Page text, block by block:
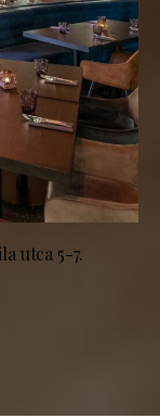
utca 5-7.